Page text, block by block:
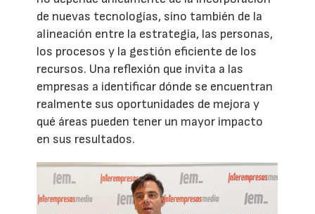
de nuevas tecnologías, sino también de la
alineación entre la estrategia, las personas,
los procesos y la gestión eficiente de los
recursos. Una reflexión que invita a las
empresas a identificar dónde se encuentran
realmente sus oportunidades de mejora y
qué áreas pueden tener un mayor impacto
en sus resultados.